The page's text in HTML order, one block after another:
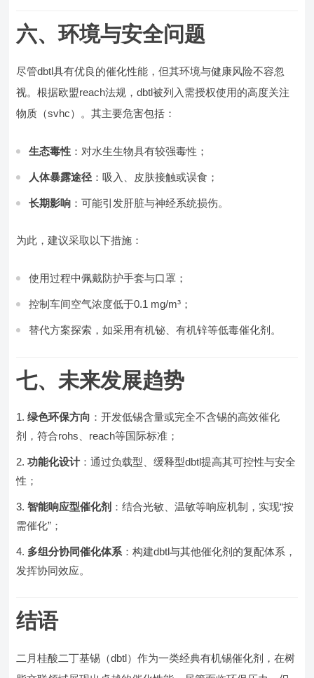
六、环境与安全问题
尽管dbtl具有优良的催化性能，但其环境与健康风险不容忽
视。根据欧盟reach法规，dbtl被列入需授权使用的高度关注
物质（svhc）。其主要危害包括：
生态毒性 ：对水生生物具有较强毒性；
人体暴露途径 ：吸入、皮肤接触或误食；
长期影响 ：可能引发肝脏与神经系统损伤。
为此，建议采取以下措施：
使用过程中佩戴防护手套与口罩；
控制车间空气浓度低于0.1 mg/m³；
替代方案探索，如采用有机铋、有机锌等低毒催化剂。
七、未来发展趋势
绿色环保方向 ：开发低锡含量或完全不含锡的高效催化
剂，符合rohs、reach等国际标准；
功能化设计：通过负载型、缓释型dbtl提高其可控性与安全
性；
智能响应型催化剂 ：结合光敏、温敏等响应机制，实现“按
需催化”；
多组分协同催化体系 ：构建dbtl与其他催化剂的复配体系，
发挥协同效应。
结语
二月桂酸二丁基锡（dbtl）作为一类经典有机锡催化剂，在树